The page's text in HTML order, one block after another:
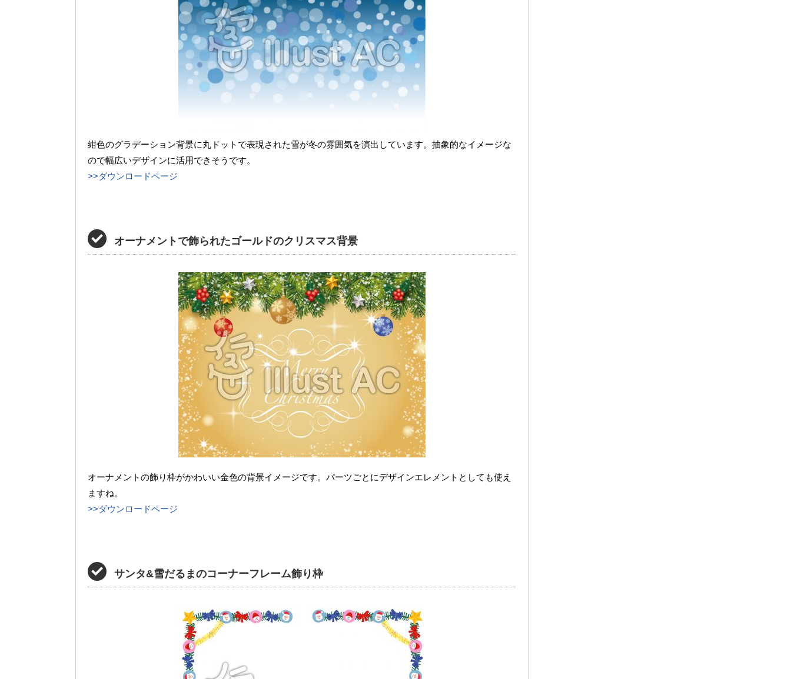
紺色のグラデーション背景に丸ドットで表現された雪が冬の雰囲気を演出しています。抽象的なイメージな
ので幅広いデザインに活用できそうです。
>>ダウンロードページ
オーナメントで飾られたゴールドのクリスマス背景
オーナメントの飾り枠がかわいい金色の背景イメージです。パーツごとにデザインエレメントとしても使え
ますね。
>>ダウンロードページ
サンタ&雪だるまのコーナーフレーム飾り枠